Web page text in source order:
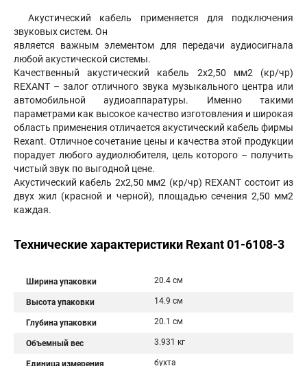
Акустический кабель применяется для подключения
звуковых систем. Он
является важным элементом для передачи аудиосигнала
любой акустической системы.
Качественный акустический кабель 2х2,50 мм2 (кр/чр)
REXANT – залог отличного звука музыкального центра или
автомобильной аудиоаппаратуры. Именно такими
параметрами как высокое качество изготовления и широкая
область применения отличается акустический кабель фирмы
Rexant. Отличное сочетание цены и качества этой продукции
порадует любого аудиолюбителя, цель которого – получить
чистый звук по выгодной цене.
Акустический кабель 2х2,50 мм2 (кр/чр) REXANT состоит из
двух жил (красной и черной), площадью сечения 2,50 мм2
каждая.
Технические характеристики Rexant 01-6108-3
Ширина упаковки 20.4 см
Высота упаковки 14.9 см
Глубина упаковки 20.1 см
Объемный вес 3.931 кг
Единица измерения бухта